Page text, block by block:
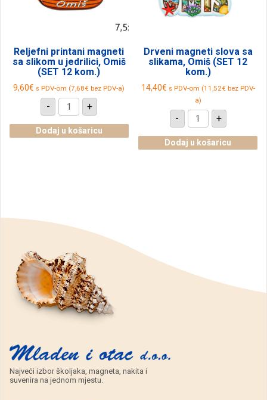
Reljefni printani magneti
sa slikom u jedrilici, Omiš
(SET 12 kom.)
9,60€ s PDV-om (7,68€ bez PDV-a)
-
Reljefni
printani
sa
slikom
+
Dodaj u košaricu
Drveni magneti slova sa
slikama, Omiš (SET 12
kom.)
14,40€ s PDV-om (11,52€bez PDV-
a)
-
Drveni
magneti
sa
slikama,
+
Dodaj u košaricu
Najveći izbor školjaka, magneta, nakita i
suvenira na jednom mjestu.